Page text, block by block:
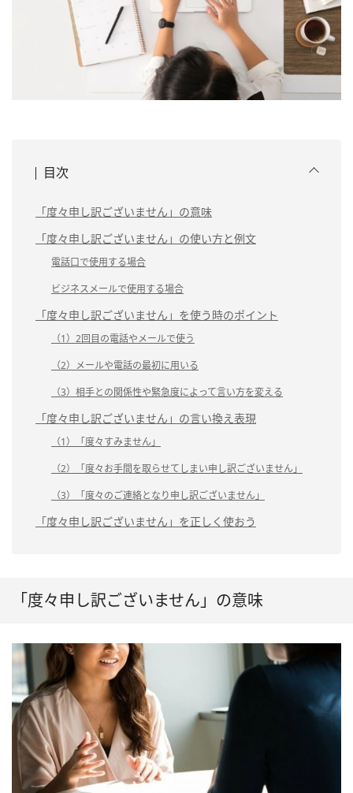
目次
「度々申し訳ございません」の意味
「度々申し訳ございません」の使い方と例文
電話口で使用する場合
ビジネスメールで使用する場合
「度々申し訳ございません」を使う時のポイント
（1）2回目の電話やメールで使う
（2）メールや電話の最初に用いる
（3）相手との関係性や緊急度によって言い方を変える
「度々申し訳ございません」の言い換え表現
（1）「度々すみません」
（2）「度々お手間を取らせてしまい申し訳ございません」
（3）「度々のご連絡となり申し訳ございません」
「度々申し訳ございません」を正しく使おう
「度々申し訳ございません」の意味